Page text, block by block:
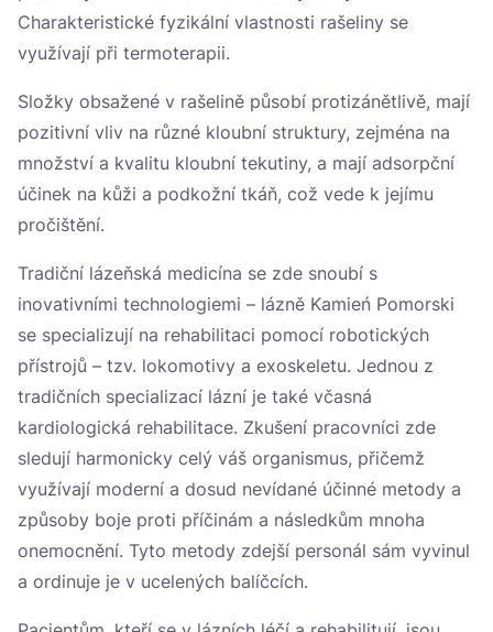
Charakteristické fyzikální vlastnosti rašeliny se
využívají při termoterapii.
Složky obsažené v rašelině působí protizánětlivě, mají
pozitivní vliv na různé kloubní struktury, zejména na
množství a kvalitu kloubní tekutiny, a mají adsorpční
účinek na kůži a podkožní tkáň, což vede k jejímu
pročištění.
Tradiční lázeňská medicína se zde snoubí s
inovativními technologiemi – lázně Kamień Pomorski
se specializují na rehabilitaci pomocí robotických
přístrojů – tzv. lokomotivy a exoskeletu. Jednou z
tradičních specializací lázní je také včasná
kardiologická rehabilitace. Zkušení pracovníci zde
sledují harmonicky celý váš organismus, přičemž
využívají moderní a dosud nevídané účinné metody a
způsoby boje proti příčinám a následkům mnoha
onemocnění. Tyto metody zdejší personál sám vyvinul
a ordinuje je v ucelených balíčcích.